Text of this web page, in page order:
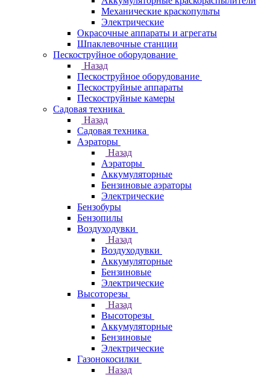
Механические краскопульты
Электрические
Окрасочные аппараты и агрегаты
Шпаклевочные станции
Пескоструйное оборудование
Назад
Пескоструйное оборудование
Пескоструйные аппараты
Пескоструйные камеры
Садовая техника
Назад
Садовая техника
Аэраторы
Назад
Аэраторы
Аккумуляторные
Бензиновые аэраторы
Электрические
Бензобуры
Бензопилы
Воздуходувки
Назад
Воздуходувки
Аккумуляторные
Бензиновые
Электрические
Высоторезы
Назад
Высоторезы
Аккумуляторные
Бензиновые
Электрические
Газонокосилки
Назад